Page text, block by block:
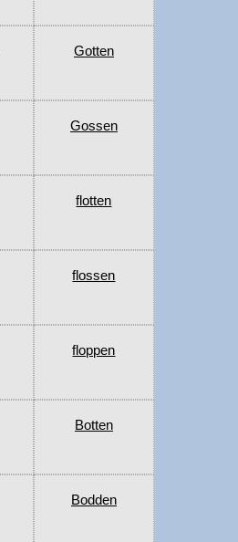
Gotten
Gossen
flotten
flossen
floppen
Botten
Bodden